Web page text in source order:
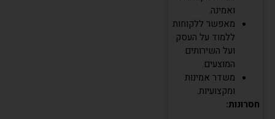
ואמינה.
מאפשר ללקוחות
ללמוד על העסק
ועל השירותים
המוצעים.
משדר אמינות
ומקצועיות.
חסרונות: